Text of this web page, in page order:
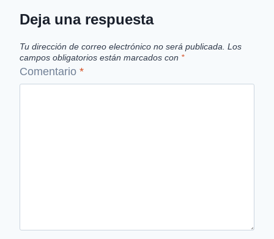
Deja una respuesta
Tu dirección de correo electrónico no será publicada. Los
campos obligatorios están marcados con *
Comentario *